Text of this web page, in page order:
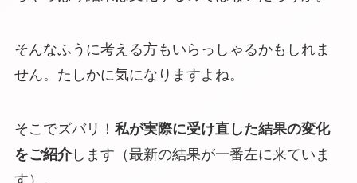
そんなふうに考える方もいらっしゃるかもしれま
せん。たしかに気になりますよね。
そこでズバリ！ 私が実際に受け直した結果の変化
をご紹介します（最新の結果が一番左に来ていま
す）。